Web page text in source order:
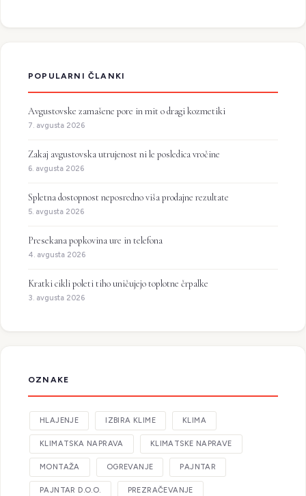
POPULARNI ČLANKI
Avgustovske zamašene pore in mit o dragi kozmetiki
7. avgusta 2026
Zakaj avgustovska utrujenost ni le posledica vročine
6. avgusta 2026
Spletna dostopnost neposredno viša prodajne rezultate
5. avgusta 2026
Presekana popkovina ure in telefona
4. avgusta 2026
Kratki cikli poleti tiho uničujejo toplotne črpalke
3. avgusta 2026
OZNAKE
HLAJENJE IZBIRA KLIME KLIMA
KLIMATSKA NAPRAVA KLIMATSKE NAPRAVE
MONTAŽA OGREVANJE PAJNTAR
PAJNTAR D.O.O. PREZRAČEVANJE